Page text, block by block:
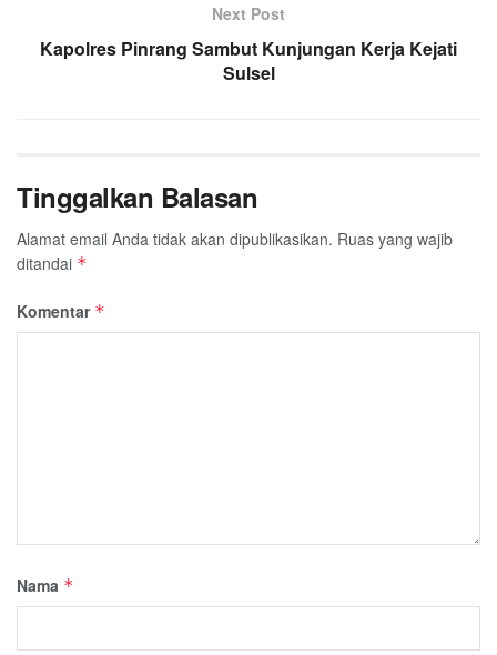
Next Post
Kapolres Pinrang Sambut Kunjungan Kerja Kejati
Sulsel
Tinggalkan Balasan
Alamat email Anda tidak akan dipublikasikan. Ruas yang wajib
ditandai *
Komentar *
Nama *